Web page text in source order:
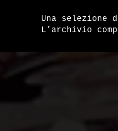
Una selezione
L’archivio